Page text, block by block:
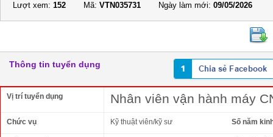
Lượt xem: 152 Mã: VTN035731 Ngày làm mới: 09/05/2026
Thông tin tuyển dụng
Vị trí tuyển dụng Nhân viên vận hành máy
Chức vụ Kỹ thuật viên/kỹ sư Số năm